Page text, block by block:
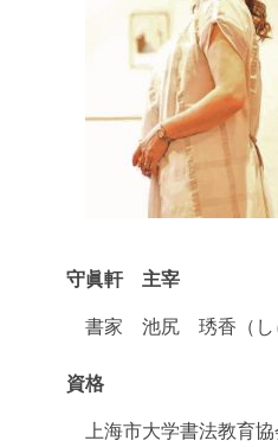
守眞軒 主宰
書家 池尻 琇香（し
資格
上海市大学書法教育